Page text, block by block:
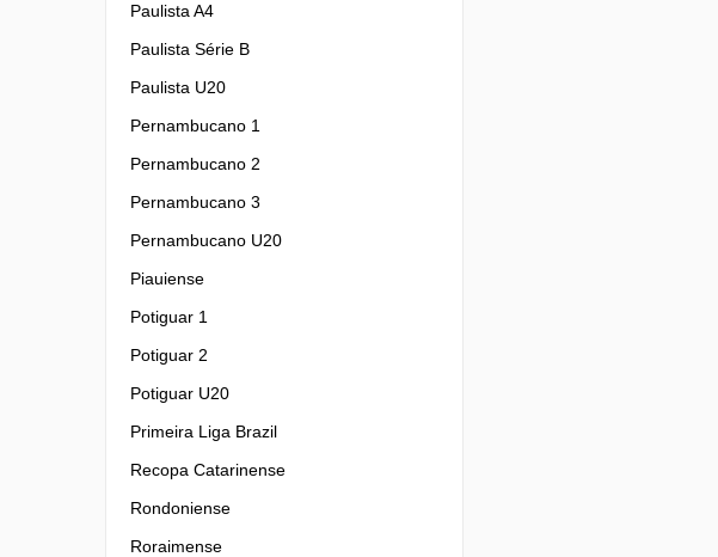
Paulista A4
Paulista Série B
Paulista U20
Pernambucano 1
Pernambucano 2
Pernambucano 3
Pernambucano U20
Piauiense
Potiguar 1
Potiguar 2
Potiguar U20
Primeira Liga Brazil
Recopa Catarinense
Rondoniense
Roraimense